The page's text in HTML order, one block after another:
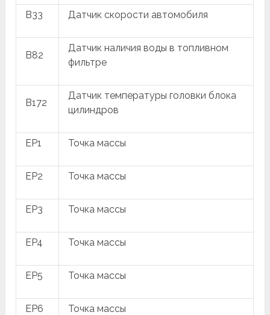
B33 Датчик скорости автомобиля
B82
Датчик наличия воды в топливном
фильтре
B172
Датчик температуры головки блока
цилиндров
EP1 Точка массы
EP2 Точка массы
EP3 Точка массы
EP4 Точка массы
EP5 Точка массы
EP6 Точка массы